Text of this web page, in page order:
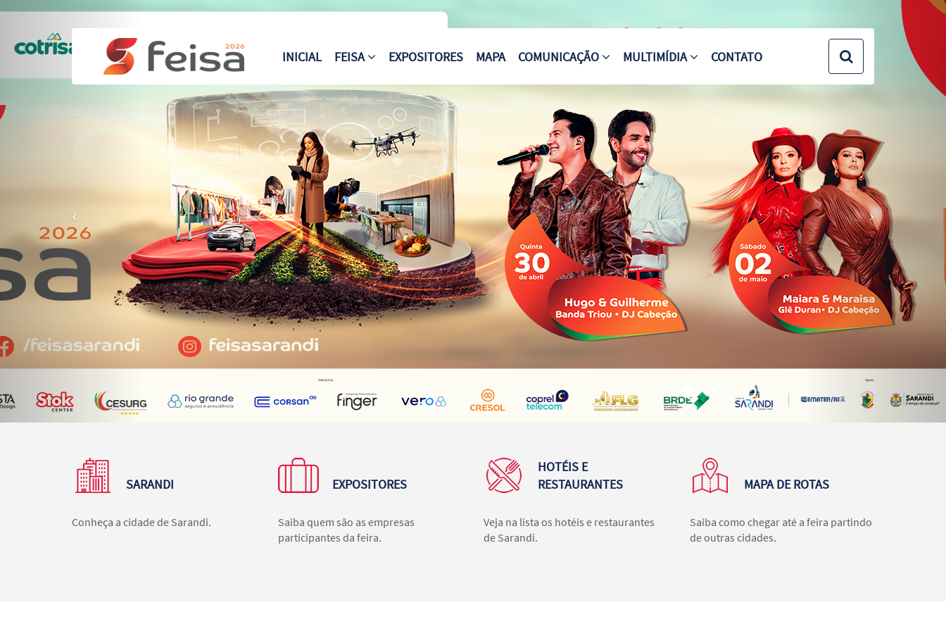
INICIAL FEISA EXPOSITORES MAPA COMUNICAÇÃO MULTIMÍDIA CONTATO
Previous Next
SARANDI
Conheça a cidade de Sarandi.
EXPOSITORES
Saiba quem são as empresas
participantes da feira.
HOTÉIS E
RESTAURANTES
Veja na lista os hotéis e restaurantes
de Sarandi.
MAPA DE ROTAS
Saiba como chegar até a feira partindo
de outras cidades.